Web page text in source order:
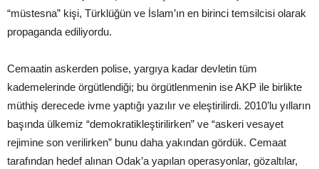
“müstesna” kişi, Türklüğün ve İslam’ın en birinci temsilcisi olarak
propaganda ediliyordu.
Cemaatin askerden polise, yargıya kadar devletin tüm
kademelerinde örgütlendiği; bu örgütlenmenin ise AKP ile birlikte
müthiş derecede ivme yaptığı yazılır ve eleştirilirdi. 2010’lu yılların
başında ülkemiz “demokratikleştirilirken” ve “askeri vesayet
rejimine son verilirken” bunu daha yakından gördük. Cemaat
tarafından hedef alınan Odak’a yapılan operasyonlar, gözaltılar,